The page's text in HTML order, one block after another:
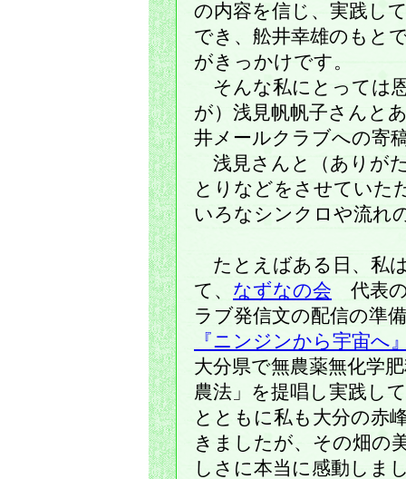
の内容を信じ、実践し
でき、舩井幸雄のもと
がきっかけです。
そんな私にとっては
が）浅見帆帆子さんと
井メールクラブへの寄
浅見さんと（ありが
とりなどをさせていた
いろなシンクロや流れ
たとえばある日、私
て、 なずなの会 代表
ラブ発信文の配信の準
『ニンジンから宇宙へ
大分県で無農薬無化学
農法」を提唱し実践し
とともに私も大分の赤
きましたが、その畑の
しさに本当に感動しま